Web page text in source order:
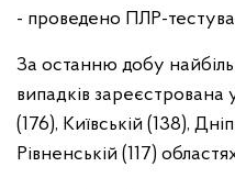
- проведено ПЛР-
За останню добу
випадків зареєстрована
(176), Київській (138),
Рівненській (117)